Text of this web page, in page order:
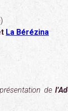
La Bérézina
de